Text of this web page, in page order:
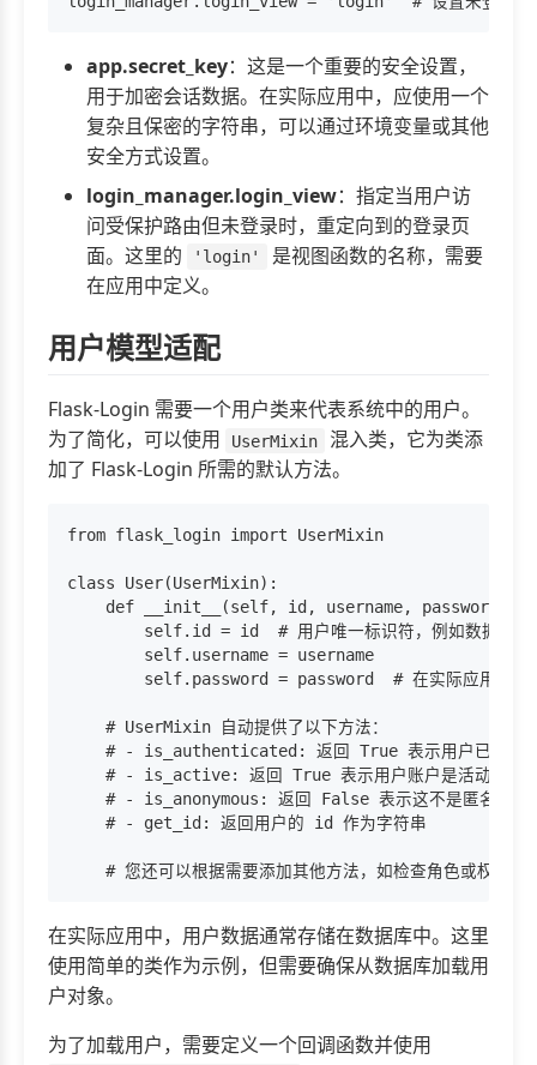
app.secret_key：这是一个重要的安全设置，
用于加密会话数据。在实际应用中，应使用一个
复杂且保密的字符串，可以通过环境变量或其他
安全方式设置。
login_manager.login_view：指定当用户访
问受保护路由但未登录时，重定向到的登录页
面。这里的
'login'
是视图函数的名称，需要
在应用中定义。
用户模型适配
Flask-Login 需要一个用户类来代表系统中的用户。
为了简化，可以使用
UserMixin
混入类，它为类添
加了 Flask-Login 所需的默认方法。
from flask_login import UserMixin
class User(UserMixin):
    def __init__(self, id, username, password):
self.id = id  # 用户唯一标识符，例如数据库中
        self.username = username
self.password = password  # 在实际应用中，
    # UserMixin 自动提供了以下方法：
    # - is_authenticated: 返回 True 表示用户已认证
    # - is_active: 返回 True 表示用户账户是活动的
    # - is_anonymous: 返回 False 表示这不是匿名用户
    # - get_id: 返回用户的 id 作为字符串
在实际应用中，用户数据通常存储在数据库中。这里
使用简单的类作为示例，但需要确保从数据库加载用
户对象。
为了加载用户，需要定义一个回调函数并使用